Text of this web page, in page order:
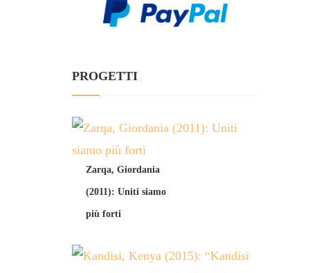
PROGETTI
Zarqa, Giordania
(2011): Uniti siamo
più forti